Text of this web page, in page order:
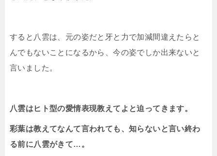
すると八雲は、元の姿だと牙と力で加減間違えたらと
んでもないことになるから、今の姿でしか出来ないと
言いました。
八雲はヒト型の愛情表現教えてよと迫ってきます。
彩葉は教えてなんて言われても、知らないと言い終わ
る前に八雲がきて…。